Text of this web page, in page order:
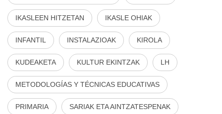
IKASLEEN HITZETAN IKASLE OHIAK
INFANTIL INSTALAZIOAK KIROLA
KUDEAKETA KULTUR EKINTZAK LH
METODOLOGÍAS Y TÉCNICAS EDUCATIVAS
PRIMARIA SARIAK ETA AINTZATESPENAK